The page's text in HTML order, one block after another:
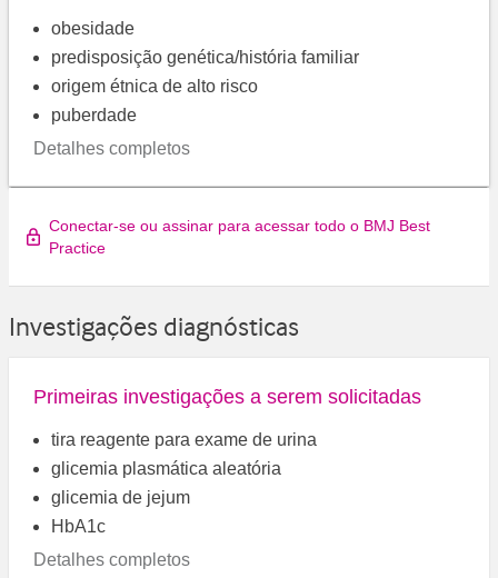
obesidade
predisposição genética/história familiar
origem étnica de alto risco
puberdade
Detalhes completos
Conectar-se ou assinar para acessar todo o BMJ Best
Practice
Investigações diagnósticas
Primeiras investigações a serem solicitadas
tira reagente para exame de urina
glicemia plasmática aleatória
glicemia de jejum
HbA1c
Detalhes completos